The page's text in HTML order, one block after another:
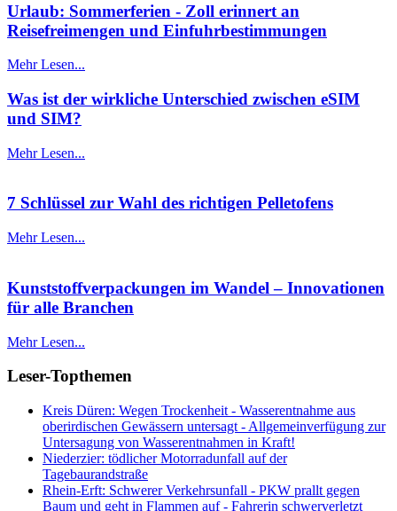
Urlaub: Sommerferien - Zoll erinnert an
Reisefreimengen und Einfuhrbestimmungen
Mehr Lesen...
Was ist der wirkliche Unterschied zwischen eSIM
und SIM?
Mehr Lesen...
7 Schlüssel zur Wahl des richtigen Pelletofens
Mehr Lesen...
Kunststoffverpackungen im Wandel – Innovationen
für alle Branchen
Mehr Lesen...
Leser-Topthemen
Kreis Düren: Wegen Trockenheit - Wasserentnahme aus
oberirdischen Gewässern untersagt - Allgemeinverfügung zur
Untersagung von Wasserentnahmen in Kraft!
Niederzier: tödlicher Motorradunfall auf der
Tagebaurandstraße
Rhein-Erft: Schwerer Verkehrsunfall - PKW prallt gegen
Baum und geht in Flammen auf - Fahrerin schwerverletzt